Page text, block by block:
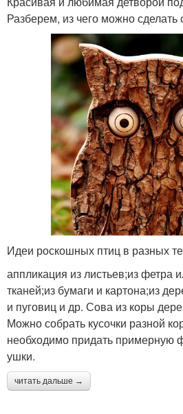
Разберем, из чего можно сделать
Идеи роскошных птиц в разных
аппликация из листьев;из фетра
тканей;из бумаги и картона;из
и пуговиц и др. Сова из коры
Можно собрать кусочки разной
необходимо придать примерную
ушки.
читать дальше →